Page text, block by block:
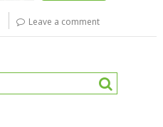
Leave a comment